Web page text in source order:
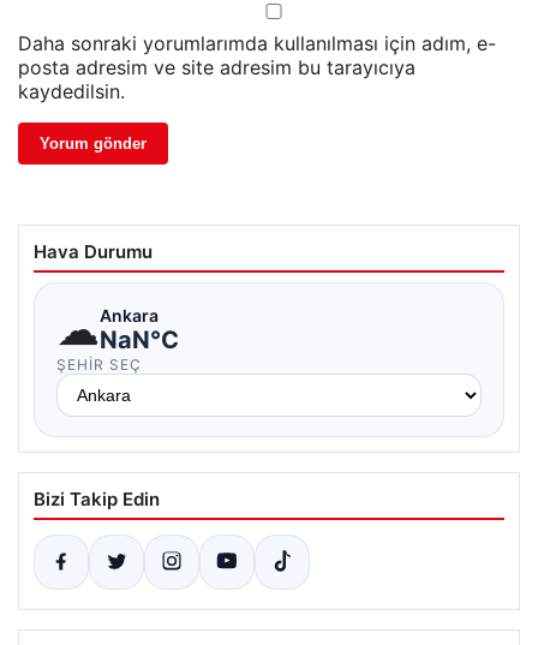
Daha sonraki yorumlarımda kullanılması için adım, e-
posta adresim ve site adresim bu tarayıcıya
kaydedilsin.
Hava Durumu
☁Ankara
NaN°C
ŞEHIR SEÇ
Bizi Takip Edin